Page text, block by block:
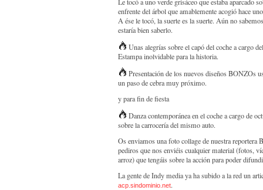
enfrente del árbol que amablemente acogió hace
A ése le tocó, la suerte es la suerte. Aún no
estaría bien saberlo.
Unas alegrías sobre el capó del coche a cargo
Estampa inolvidable para la historia.
Presentación de los nuevos diseños BONZOs
un paso de cebra muy próximo.
y para fin de fiesta
Danza contemporánea en el coche a cargo de
sobre la carrocería del mismo auto.
Os enviamos una foto collage de nuestra reportera
pediros que nos enviéis cualquier material (fotos,
arroz) que tengáis sobre la acción para poder
La gente de Indy media ya ha subido a la red un
acp.sindominio.net.